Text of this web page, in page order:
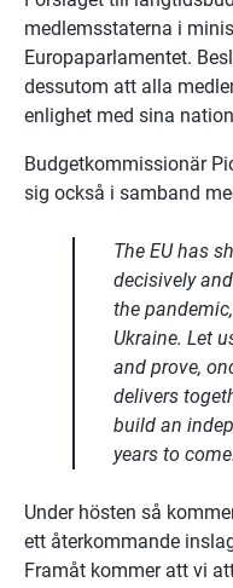
medlemsstaterna i
Europaparlamentet.
dessutom att alla
enlighet med sina
Budgetkommissionär
sig också i samband
The EU has
decisively
the
Ukraine. Let
and prove,
delivers
build an
years to come.
Under hösten så
ett återkommande
Framåt kommer att vi